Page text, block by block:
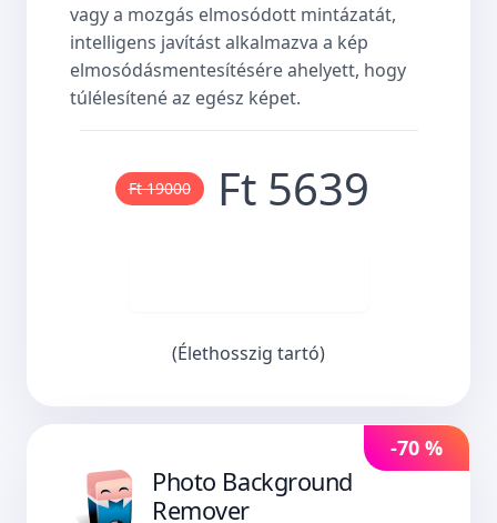
vagy a mozgás elmosódott mintázatát,
intelligens javítást alkalmazva a kép
elmosódásmentesítésére ahelyett, hogy
túlélesítené az egész képet.
Ft 19000 Ft 5639
(Élethosszig tartó)
-70 %
Photo Background
Remover